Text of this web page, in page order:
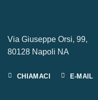
Via Giuseppe Orsi, 99,
80128 Napoli NA
CHIAMACI E-MAIL